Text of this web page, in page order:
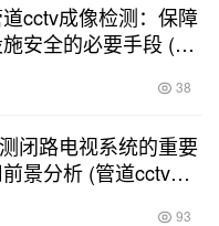
cctv成像检测：保障
安全的必要手段 (常
38
闭路电视系统的重要
景分析 (管道cctv检
93